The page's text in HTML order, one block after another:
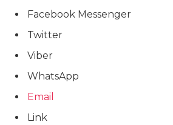
Facebook Messenger
Twitter
Viber
WhatsApp
Email
Link